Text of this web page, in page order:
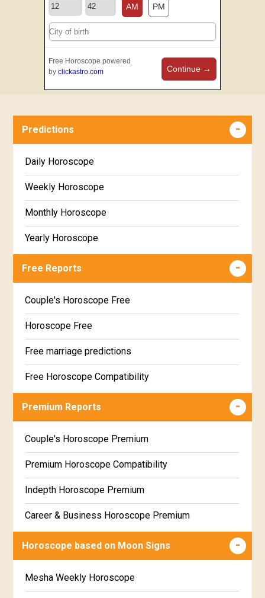
AM PM
Free Horoscope powered
by clickastro.com Continue →
Predictions
Daily Horoscope
Weekly Horoscope
Monthly Horoscope
Yearly Horoscope
Free Reports
Couple's Horoscope Free
Horoscope Free
Free marriage predictions
Free Horoscope Compatibility
Career & Business Horoscope Free
Free Daily Rashiphal
Free Weekly Rashifal
Free Star Horoscope
Free panchanga Predictions
Free Chinese Horoscope
Premium Reports
Couple's Horoscope Premium
Premium Horoscope Compatibility
Indepth Horoscope Premium
Career & Business Horoscope Premium
Numerology Premium Report
Premium Gem Recommendation Report
Horoscope based on Moon Signs
Mesha Weekly Horoscope